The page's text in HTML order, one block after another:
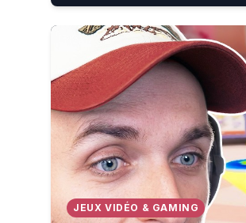
MÊME À TROIS CONTRE UN,
JEUX VIDÉO & GAMING